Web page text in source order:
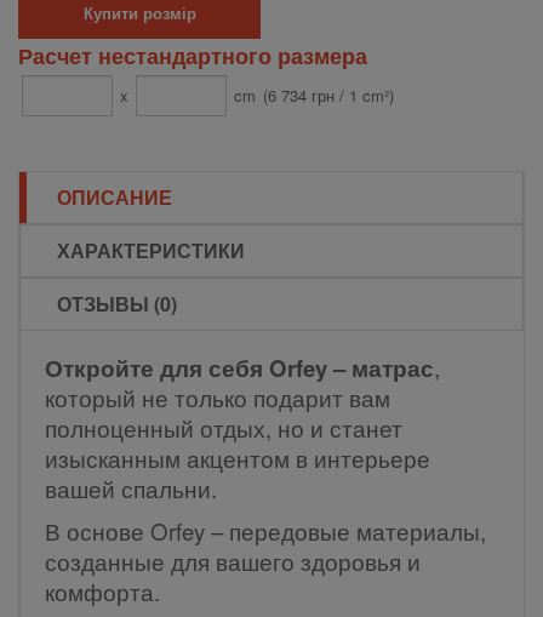
Купити розмір
Расчет нестандартного размера
x cm (6 734 грн / 1 cm²)
ОПИСАНИЕ
ХАРАКТЕРИСТИКИ
ОТЗЫВЫ (0)
Откройте для себя Orfey – матрас,
который не только подарит вам
полноценный отдых, но и станет
изысканным акцентом в интерьере
вашей спальни.
В основе Orfey – передовые материалы,
созданные для вашего здоровья и
комфорта.